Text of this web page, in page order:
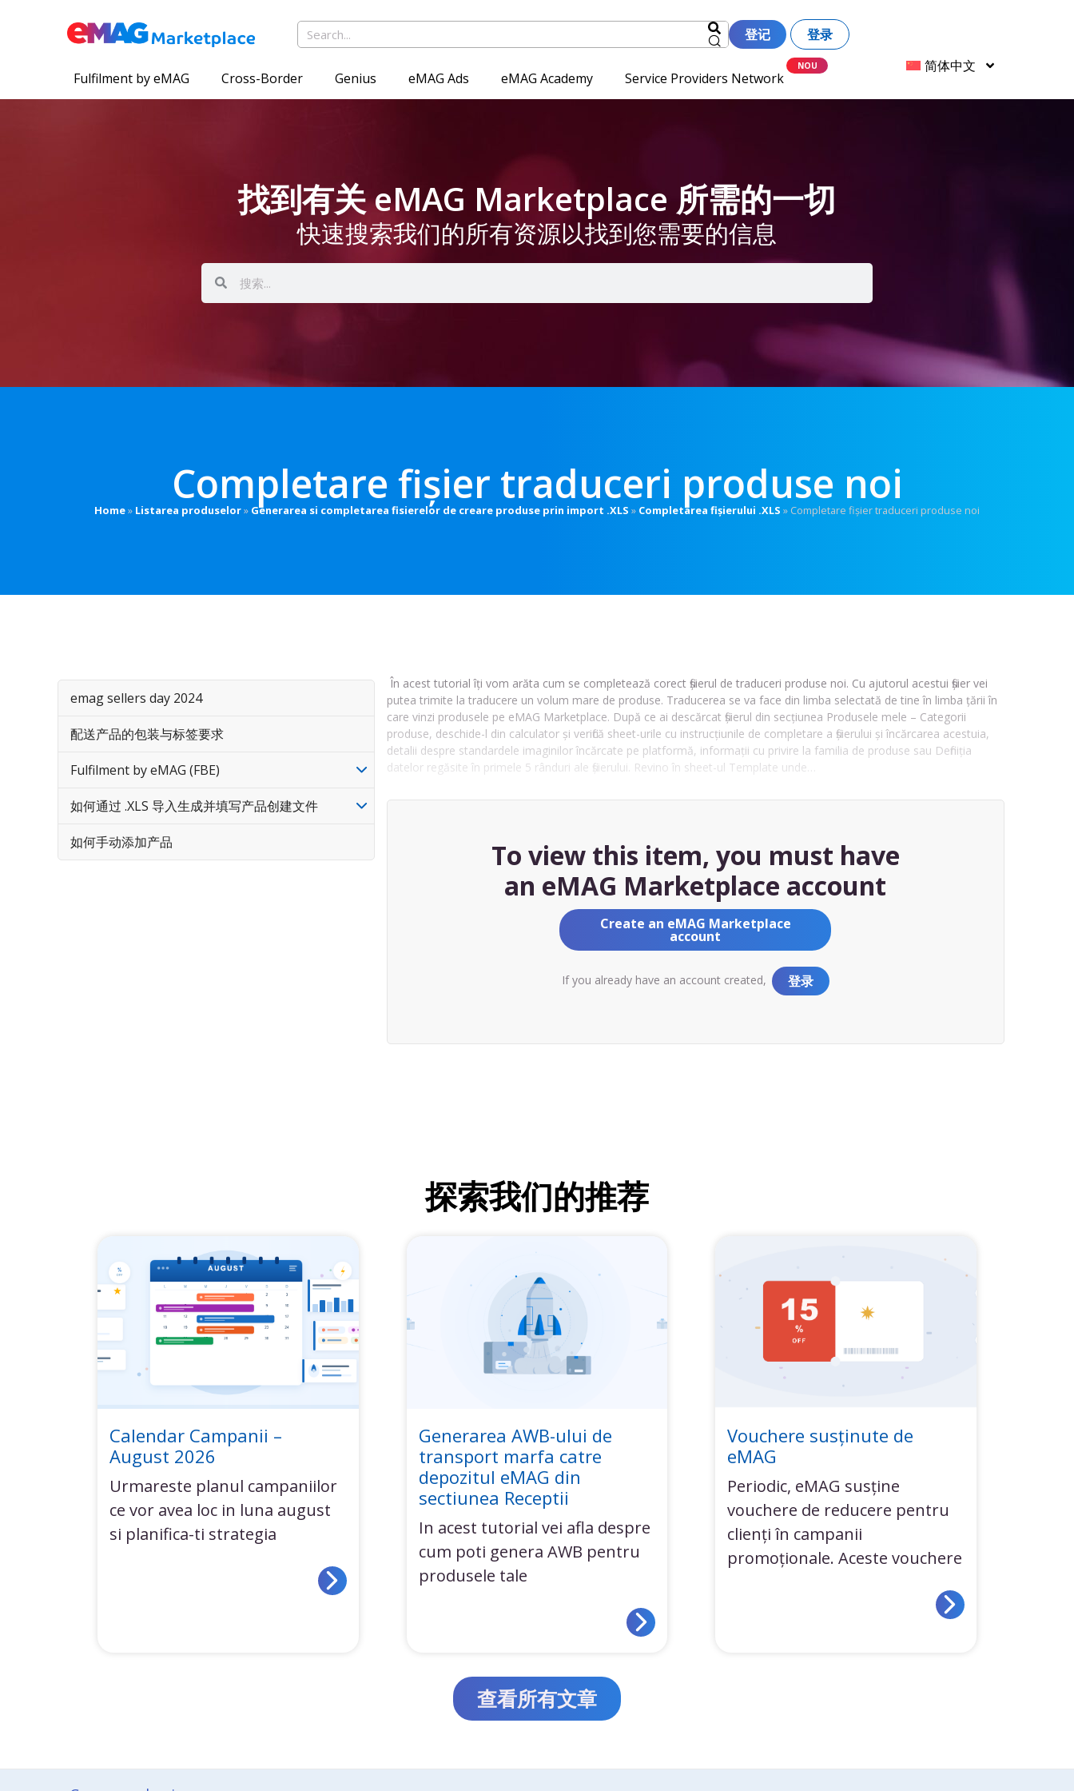
登记 登录
Fulfilment by eMAG Cross-Border Genius eMAG Ads eMAG Academy Service Providers Network
简体中文
找到有关 eMAG Marketplace 所需的一切
快速搜索我们的所有资源以找到您需要的信息
Completare fișier traduceri produse noi
Home» Listarea produselor» Generarea si completarea fisierelor de creare produse prin import .XLS » Completarea fișierului .XLS » Completare fișier traduceri produse noi
emag sellers day 2024
配送产品的包装与标签要求
Fulfilment by eMAG (FBE)
如何通过 .XLS 导入生成并填写产品创建文件
如何手动添加产品
În acest tutorial îți vom arăta cum se completează corect fișierul de traduceri produse noi. Cu ajutorul acestui fișier vei
putea trimite la traducere un volum mare de produse. Traducerea se va face din limba selectată de tine în limba țării în
care vinzi produsele pe eMAG Marketplace. După ce ai descărcat fișierul din secțiunea Produsele mele – Categorii
produse, deschide-l din calculator și verifică sheet-urile cu instrucțiunile de completare a fișierului și încărcarea acestuia,
detalii despre standardele imaginilor încărcate pe platformă, informații cu privire la familia de produse sau Definiția
datelor regăsite în primele 5 rânduri ale fișierului. Revino în sheet-ul Template unde…
To view this item, you must have
an eMAG Marketplace account
Create an eMAG Marketplace
account
If you already have an account created, 登录
探索我们的推荐
Calendar Campanii –
August 2026
Urmareste planul campaniilor
ce vor avea loc in luna august
si planifica-ti strategia
Generarea AWB-ului de
transport marfa catre
depozitul eMAG din
sectiunea Receptii
In acest tutorial vei afla despre
cum poti genera AWB pentru
produsele tale
Vouchere susținute de
eMAG
Periodic, eMAG susține
vouchere de reducere pentru
clienți în campanii
promoționale. Aceste vouchere
查看所有文章